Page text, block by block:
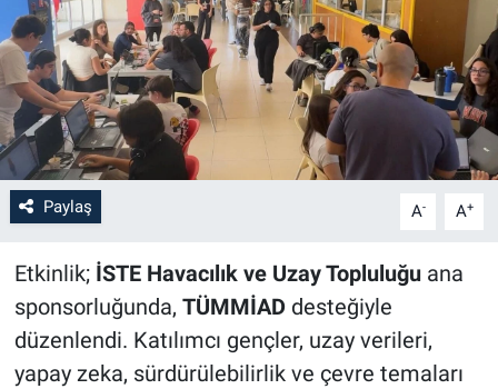
Paylaş A- A+
Etkinlik; İSTE Havacılık ve Uzay Topluluğuana
sponsorluğunda, TÜMMİADdesteğiyle
düzenlendi. Katılımcı gençler, uzay verileri,
yapay zeka, sürdürülebilirlik ve çevre temaları